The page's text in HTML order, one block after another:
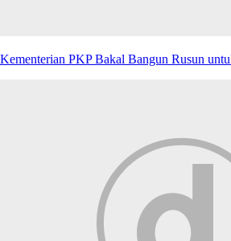
Kementerian PKP Bakal Bangun Rusun